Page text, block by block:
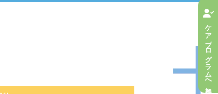
ケアプログラムへ参加